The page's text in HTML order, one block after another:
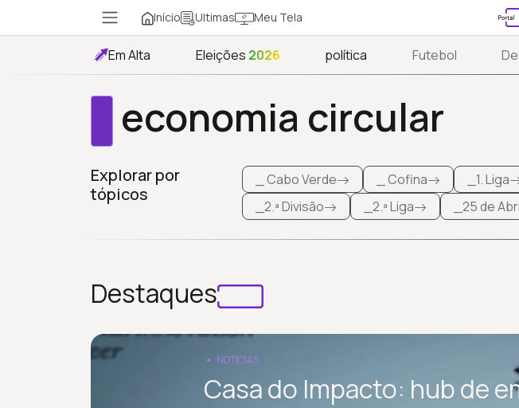
Início Ultimas Meu Tela
Em Alta Eleições 2026 política Futebol
economia circular
Explorar por
tópicos
_ Cabo Verde _ Cofina _1. Liga
_2.ª Divisão
_2.ª Liga _25 de
Destaques
NOTÍCIAS
Casa do Impacto: hub de